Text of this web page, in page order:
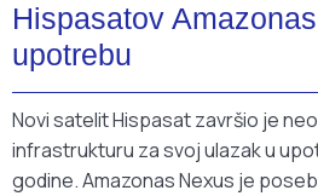
Hispasatov
upotrebu
Novi satelit Hispasat završio je
infrastrukturu za svoj ulazak u
godine. Amazonas Nexus je